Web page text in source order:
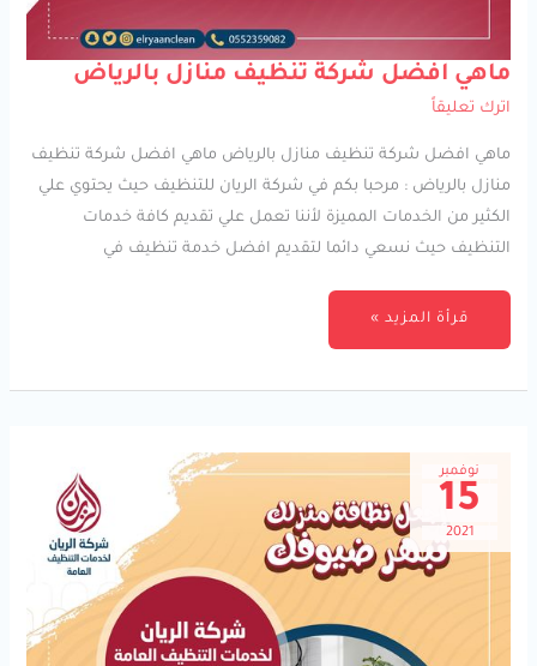
ماهي افضل شركة تنظيف منازل بالرياض
اترك تعليقاً
ماهي افضل شركة تنظيف منازل بالرياض ماهي افضل شركة تنظيف
منازل بالرياض : مرحبا بكم في شركة الريان للتنظيف حيث يحتوي علي
الكثير من الخدمات المميزة لأننا تعمل علي تقديم كافة خدمات
التنظيف حيث نسعي دائما لتقديم افضل خدمة تنظيف في
ماهي
افضل
شركة
تنظيف
بالرياض
قرأة المزيد »
نوفمبر
15
2021